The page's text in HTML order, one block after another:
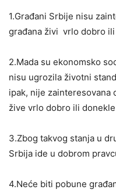
1.Građani Srbije nisu
građana živi vrlo dobro
2.Mada su ekonomsko
nisu ugrozila životni
ipak, nije zainteresovana
žive vrlo dobro ili
3.Zbog takvog stanja u
Srbija ide u dobrom
4.Neće biti pobune